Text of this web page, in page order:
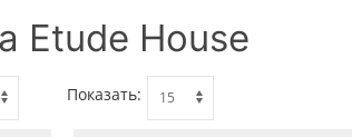
Etude House
Показать: